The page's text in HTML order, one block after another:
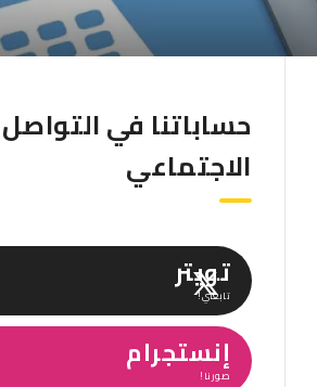
حساباتنا في التواصل
الاجتماعي
تويتر
تابعني!
إنستجرام
صورنا!